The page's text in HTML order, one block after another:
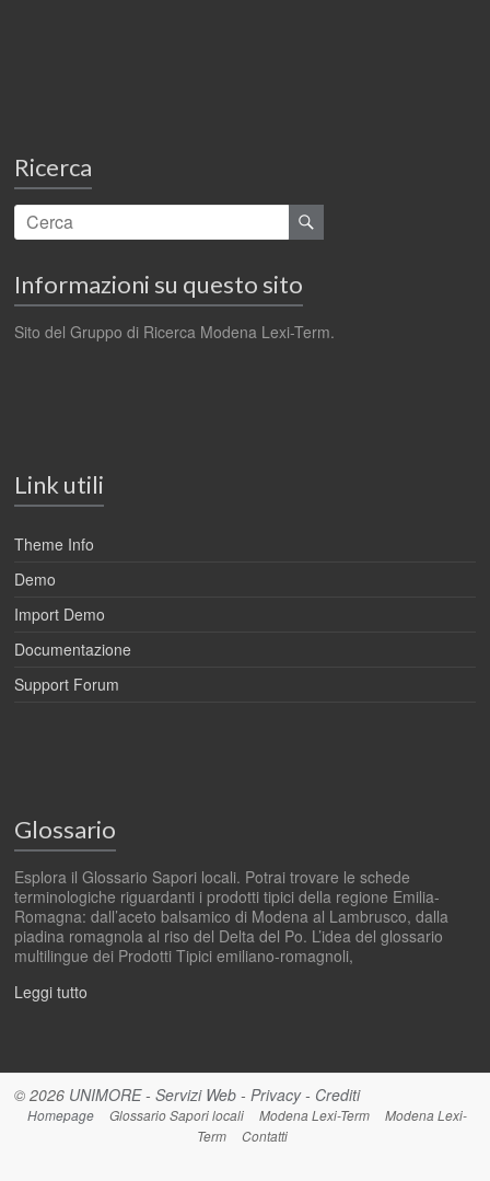
Ricerca
Informazioni su questo sito
Sito del Gruppo di Ricerca Modena Lexi-Term.
Link utili
Theme Info
Demo
Import Demo
Documentazione
Support Forum
Glossario
Esplora il Glossario Sapori locali. Potrai trovare le schede
terminologiche riguardanti i prodotti tipici della regione Emilia-
Romagna: dall’aceto balsamico di Modena al Lambrusco, dalla
piadina romagnola al riso del Delta del Po. L’idea del glossario
multilingue dei Prodotti Tipici emiliano-romagnoli,
Leggi tutto
© 2026 UNIMORE-Servizi Web - Privacy- Crediti
Homepage Glossario Sapori locali Modena Lexi-Term
Modena Lexi-
Term
Contatti